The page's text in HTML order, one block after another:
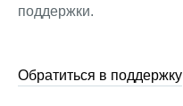
поддержки.
Обратиться в поддержку